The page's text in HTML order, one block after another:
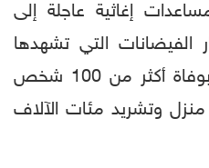
إغاثية عاجلة إلى
الفيضانات التي تشهدها
البلاد منذ أيام، وتسببت بوفاة أكثر من 100 شخص
100 ألف منزل وتشريد مئات الآلاف